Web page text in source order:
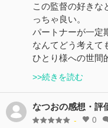
この監督の好きな
っちゃ良い。
パートナーが一定
なんてどう考えて
ひとり様への世間
>>続きを読む
なつおの感想・評
- 0